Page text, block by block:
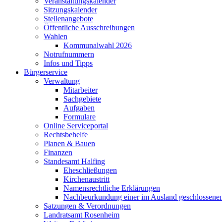
Sitzungskalender
Stellenangebote
Öffentliche Ausschreibungen
Wahlen
Kommunalwahl 2026
Notrufnummern
Infos und Tipps
Bürgerservice
Verwaltung
Mitarbeiter
Sachgebiete
Aufgaben
Formulare
Online Serviceportal
Rechtsbehelfe
Planen & Bauen
Finanzen
Standesamt Halfing
Eheschließungen
Kirchenaustritt
Namensrechtliche Erklärungen
Nachbeurkundung einer im Ausland
Satzungen & Verordnungen
Landratsamt Rosenheim